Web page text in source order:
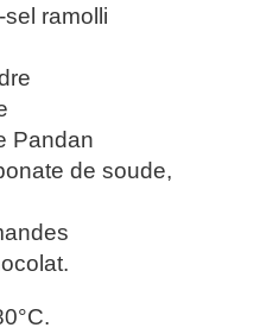
ramolli
Pandan
de soude,